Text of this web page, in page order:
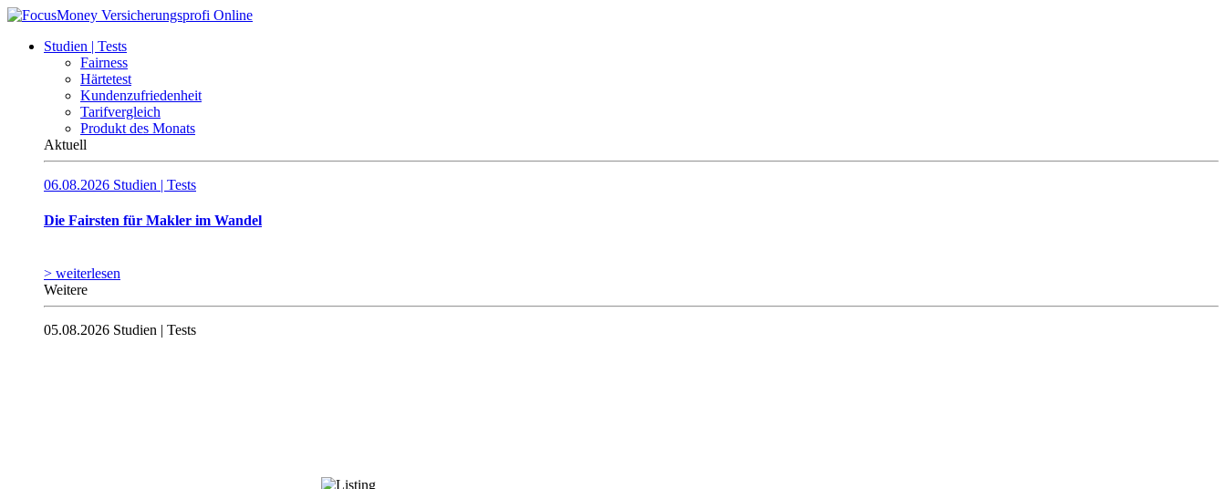
Studien | Tests
Fairness
Härtetest
Kundenzufriedenheit
Tarifvergleich
Produkt des Monats
Aktuell
06.08.2026 Studien | Tests
Die Fairsten für Makler im Wandel
> weiterlesen
Weitere
05.08.2026 Studien | Tests